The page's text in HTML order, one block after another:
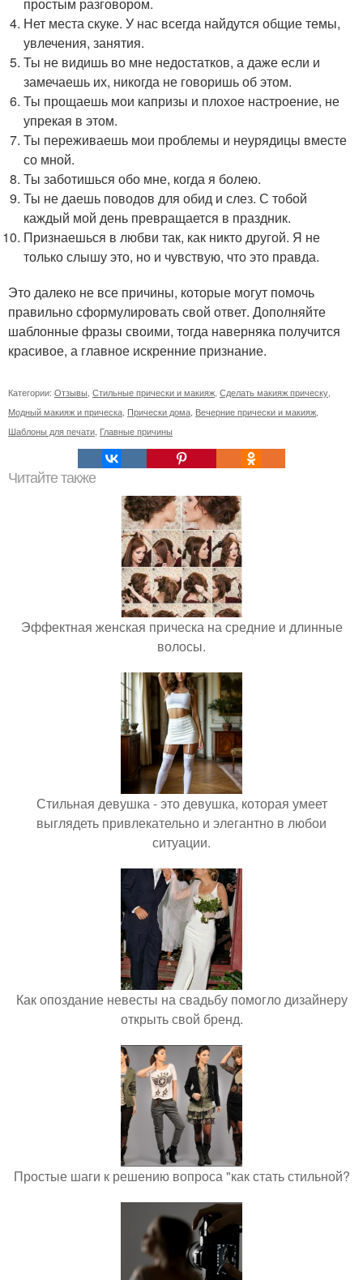
Нет места скуке. У нас всегда найдутся общие темы,
увлечения, занятия.
Ты не видишь во мне недостатков, а даже если и
замечаешь их, никогда не говоришь об этом.
Ты прощаешь мои капризы и плохое настроение, не
упрекая в этом.
Ты переживаешь мои проблемы и неурядицы вместе
со мной.
Ты заботишься обо мне, когда я болею.
Ты не даешь поводов для обид и слез. С тобой
каждый мой день превращается в праздник.
Признаешься в любви так, как никто другой. Я не
только слышу это, но и чувствую, что это правда.
Это далеко не все причины, которые могут помочь
правильно сформулировать свой ответ. Дополняйте
шаблонные фразы своими, тогда наверняка получится
красивое, а главное искренние признание.
Категории: Отзывы Стильные прически и макияж Сделать макияж прическу
Модный макияж и прическа Прически дома Вечерние прически и макияж
Шаблоны для печати Главные причины
Читайте также
Эффектная женская прическа на средние и длинные
волосы.
Стильная девушка - это девушка, которая умеет
выглядеть привлекательно и элегантно в любои
ситуации.
Как опоздание невесты на свадьбу помогло дизайнеру
открыть свой бренд.
Простые шаги к решению вопроса "как стать стильной?